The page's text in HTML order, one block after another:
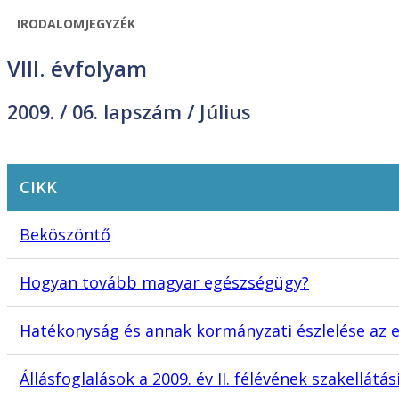
IRODALOMJEGYZÉK
VIII. évfolyam
2009. / 06. lapszám / Július
CIKK
Beköszöntő
Hogyan tovább magyar egészségügy?
Hatékonyság és annak kormányzati észlelése
Állásfoglalások a 2009. év II. félévének